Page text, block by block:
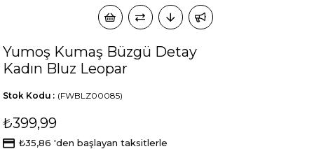
Yumoş Kumaş Büzgü Detay
Kadın Bluz Leopar
(FWBLZ00085)
Stok Kodu
₺399,99
₺35,86 'den başlayan taksitlerle